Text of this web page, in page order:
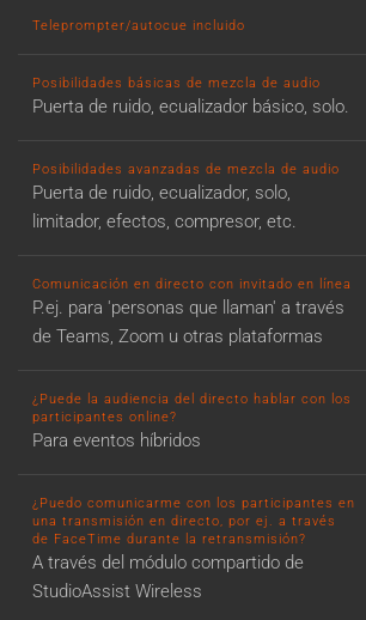
Teleprompter/autocue incluido
Posibilidades básicas de mezcla de audio
Puerta de ruido, ecualizador básico, solo.
Posibilidades avanzadas de mezcla de audio
Puerta de ruido, ecualizador, solo,
limitador, efectos, compresor, etc.
Comunicación en directo con invitado en línea
P.ej. para 'personas que llaman' a través
de Teams, Zoom u otras plataformas
¿Puede la audiencia del directo hablar con los
participantes online?
Para eventos híbridos
¿Puedo comunicarme con los participantes en
una transmisión en directo, por ej. a través
de FaceTime durante la retransmisión?
A través del módulo compartido de
StudioAssist Wireless